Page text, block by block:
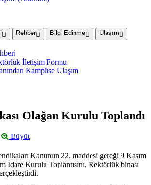
Rehber Bilgi Edinme Ulaşım
İletişim Formu
Kampüse Ulaşım
Olağan Kurulu Toplandı
Büyüt
Kanunun 22. maddesi gereği 9 Kasım
İdare Kurulu Toplantısını, Rektörlük binası